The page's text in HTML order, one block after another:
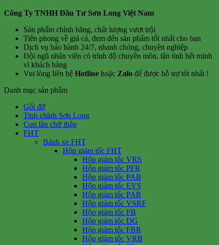
Công Ty TNHH Đầu Tư Sơn Long Việt Nam
Sản phẩm chính hãng, chất lượng vượt trội
Tiên phong về giá cả, đem đến sản phẩm tốt nhất cho bạn
Dịch vụ bảo hành 24/7, nhanh chóng, chuyên nghiệp
Đội ngũ nhân viên có trình độ chuyên môn, tận tình hết mình
vì khách hàng
Vui lòng liên hệ Hotline hoặc Zalo để được hỗ trợ tốt nhất !
Danh mục sản phẩm
Gối đỡ
Tinh chỉnh Sơn Long
Con lăn chữ thập
FHT
Bánh xe FHT
Hộp giảm tốc FHT
Hộp giảm tốc VRS
Hộp giảm tốc PFR
Hộp giảm tốc PAB
Hộp giảm tốc EVS
Hộp giảm tốc PAR
Hộp giảm tốc VSRF
Hộp giảm tốc FB
Hộp giảm tốc DG
Hộp giảm tốc FBR
Hộp giảm tốc VRB